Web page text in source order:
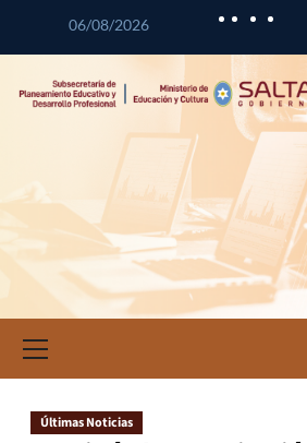
06/08/2026
Últimas Noticias